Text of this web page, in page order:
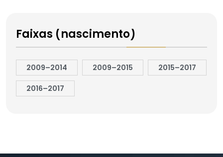
Faixas (nascimento)
2009–2014 2009–2015 2015–2017
2016–2017